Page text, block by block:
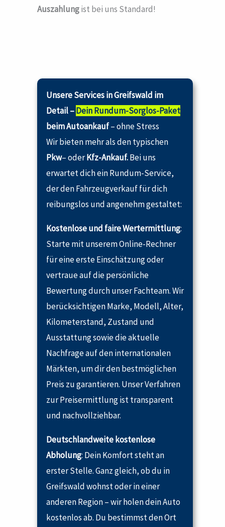
Auszahlungist bei uns Standard!
Unsere Services in Greifswald im
Detail –Dein Rundum-Sorglos-Paket
beim Autoankauf– ohne Stress
Wir bieten mehr als den typischen
Pkw– oderKfz-Ankauf.Bei uns
erwartet dich ein Rundum-Service,
der den Fahrzeugverkauf für dich
reibungslos und angenehm gestaltet:
Kostenlose und faire Wertermittlung:
Starte mit unserem Online-Rechner
für eine erste Einschätzung oder
vertraue auf die persönliche
Bewertung durch unser Fachteam. Wir
berücksichtigen Marke, Modell, Alter,
Kilometerstand, Zustand und
Ausstattung sowie die aktuelle
Nachfrage auf den internationalen
Märkten, um dir den bestmöglichen
Preis zu garantieren. Unser Verfahren
zur Preisermittlung ist transparent
und nachvollziehbar.
Deutschlandweite kostenlose
Abholung: Dein Komfort steht an
erster Stelle. Ganz gleich, ob du in
Greifswald wohnst oder in einer
anderen Region – wir holen dein Auto
kostenlos ab. Du bestimmst den Ort